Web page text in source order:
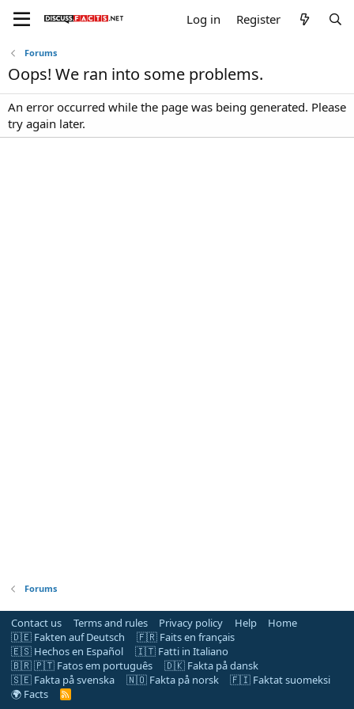
Log in Register
Forums
Oops! We ran into some problems.
An error occurred while the page was being generated. Please
try again later.
Forums
Contact us Terms and rules Privacy policy Help
Home
🇩🇪 Fakten auf Deutsch
🇫🇷 Faits en français
🇪🇸 Hechos en Español
🇮🇹 Fatti in Italiano
🇧🇷 🇵🇹 Fatos em português
🇩🇰 Fakta på dansk
🇸🇪 Fakta på svenska
🇳🇴 Fakta på norsk
🇫🇮 Faktat suomeksi
🌍 Facts
R